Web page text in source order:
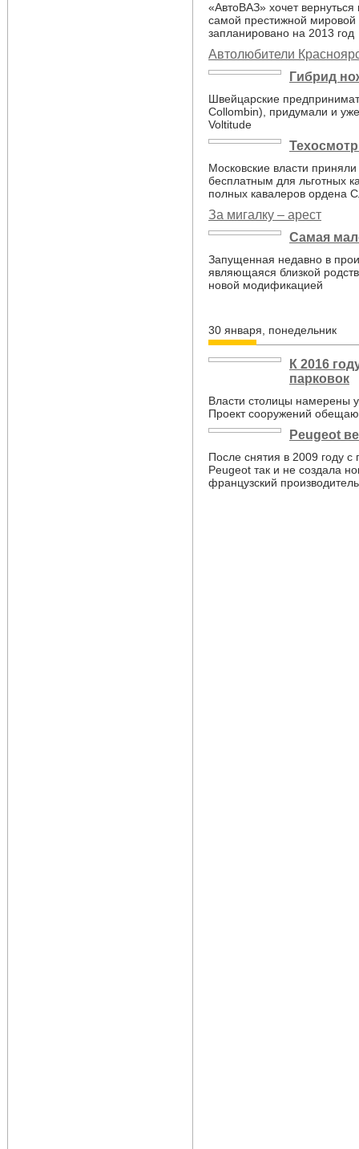
«АвтоВАЗ» хочет
самой престижной
запланировано на 2013 год
Автолюбители
Гибрид
Швейцарские
Collombin), придумали и уже
Voltitude
Московские власти
бесплатным для льготных
полных кавалеров ордена
За мигалку – арест
Самая
Запущенная недавно в
являющаяся близкой
новой модификацией
30 января, понедельник
К 2016
парковок
Власти столицы намерены
Проект сооружений
Peugeot
После снятия в 2009 году
Peugeot так и не создала
французский